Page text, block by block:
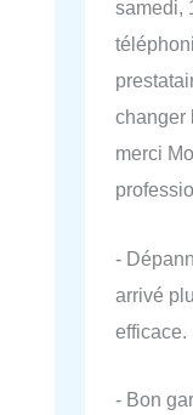
samedi,
changer
merci
-
arrivé
efficace.
- Bon